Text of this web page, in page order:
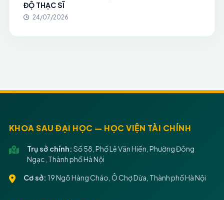
ĐỘ THẠC SĨ
24/07/2026
KHOA SAU ĐẠI HỌC — HỌC VIỆN TÀI CHÍNH
Trụ sở chính: Số 58, Phố Lê Văn Hiến, Phường Đông
Ngạc, Thành phố Hà Nội
Cơ sở: 19 Ngõ Hàng Cháo, Ô Chợ Dừa, Thành phố Hà Nội